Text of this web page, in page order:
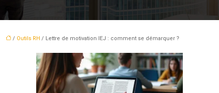
/ Outils RH / Lettre de motivation IEJ : comment se démarquer ?